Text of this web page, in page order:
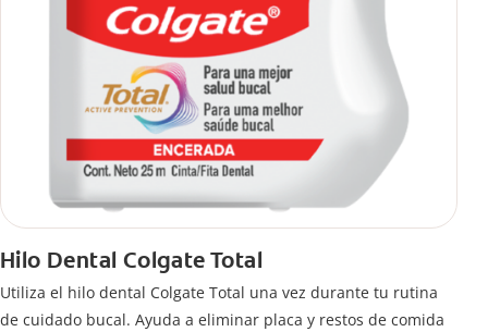
Hilo Dental Colgate Total
Utiliza el hilo dental Colgate Total una vez durante tu rutina
de cuidado bucal. Ayuda a eliminar placa y restos de comida